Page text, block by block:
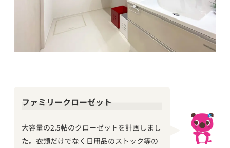
ファミリークローゼット
大容量の2.5帖のクローゼットを計画しまし
た。衣類だけでなく日用品のストック等の